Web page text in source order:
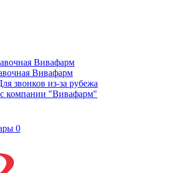
Вивафарм
Вивафарм
звонков из-за рубежа
компании "Вивафарм"
0